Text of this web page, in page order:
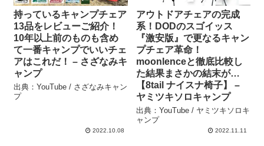
持っているキャンプチェア
13品をレビューご紹介！
10年以上前のものも含め
て一番キャンプでいいチェ
アはこれだ！ – さざなみキ
ャンプ
出典：YouTube / さざなみキャン
プ
2022.10.08
アウトドアチェアの完成
系！DODのスゴイッス
『激安版』で更なるキャン
プチェア革命！
moonlenceと徹底比較し
た結果まさかの結末が…
【8tail ナイスナ椅子】 –
ヤミツキソロキャンプ
出典：YouTube / ヤミツキソロキ
ャンプ
2022.11.11